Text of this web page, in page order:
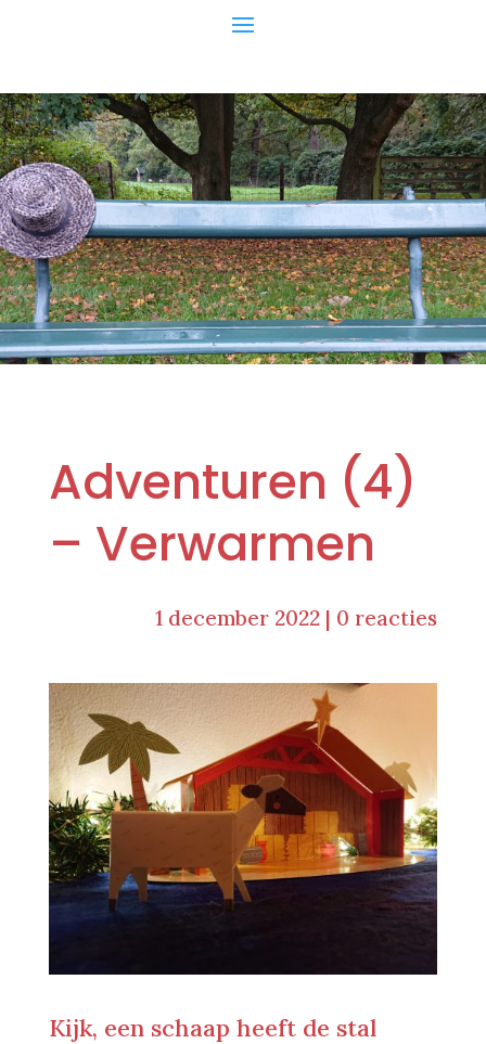
Adventuren (4)
– Verwarmen
1 december 2022 | 0 reacties
Kijk, een schaap heeft de stal